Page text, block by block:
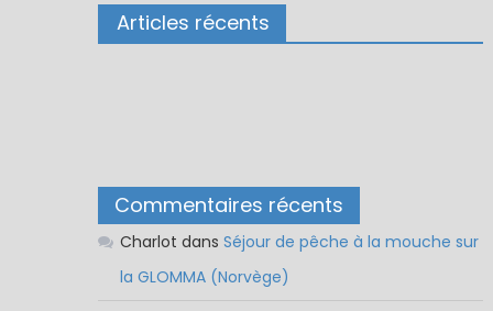
Articles récents
Commentaires récents
Charlot dans Séjour de pêche à la mouche sur
la GLOMMA (Norvège)